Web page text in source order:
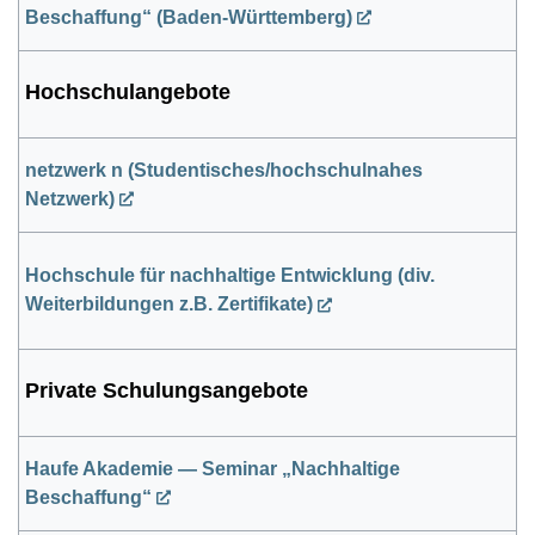
Beschaffung“ (Baden-Württemberg)
Hochschulangebote
netzwerk n (Studentisches/hochschulnahes
Netzwerk)
Hochschule für nachhaltige Entwicklung (div.
Weiterbildungen z.B. Zertifikate)
Private Schulungsangebote
Haufe Akademie — Seminar „Nachhaltige
Beschaffung“